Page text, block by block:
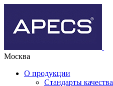
Москва
О продукции
Стандарты качества